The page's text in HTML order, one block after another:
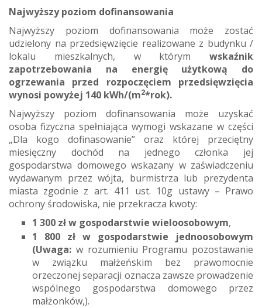
Najwyższy poziom dofinansowania
Najwyższy poziom dofinansowania może zostać
udzielony na przedsięwzięcie realizowane z budynku /
lokalu mieszkalnych, w którym wskaźnik
zapotrzebowania na energię użytkową do
ogrzewania przed rozpoczęciem przedsięwzięcia
wynosi powyżej 140 kWh/(m2*rok).
Najwyższy poziom dofinansowania może uzyskać
osoba fizyczna spełniająca wymogi wskazane w części
„Dla kogo dofinasowanie” oraz której przeciętny
miesięczny dochód na jednego członka jej
gospodarstwa domowego wskazany w zaświadczeniu
wydawanym przez wójta, burmistrza lub prezydenta
miasta zgodnie z art. 411 ust. 10g ustawy – Prawo
ochrony środowiska, nie przekracza kwoty:
1 300 zł w gospodarstwie wieloosobowym,
1 800 zł w gospodarstwie jednoosobowym
(Uwaga: w rozumieniu Programu pozostawanie
w związku małżeńskim bez prawomocnie
orzeczonej separacji oznacza zawsze prowadzenie
wspólnego gospodarstwa domowego przez
małżonków,).